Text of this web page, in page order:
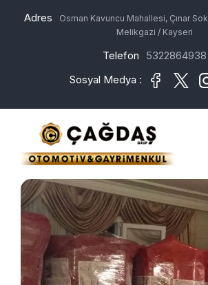
Adres
Osman Kavuncu Mahallesi, Çınar
Melikgazi / Kayseri
Telefon
5322864938
Sosyal Medya :